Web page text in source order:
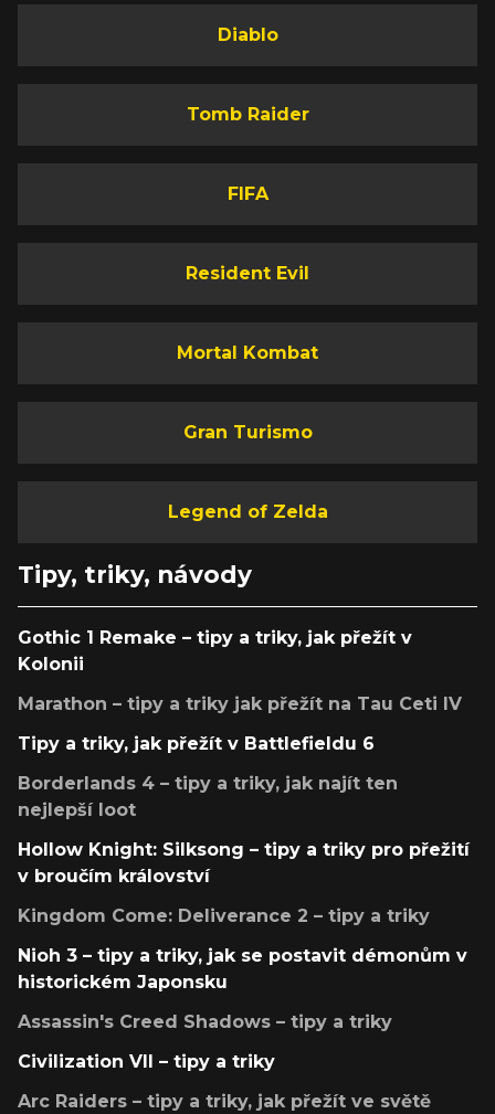
Diablo
Tomb Raider
FIFA
Resident Evil
Mortal Kombat
Gran Turismo
Legend of Zelda
Tipy, triky, návody
Gothic 1 Remake – tipy a triky, jak přežít v
Kolonii
Marathon – tipy a triky jak přežít na Tau Ceti IV
Tipy a triky, jak přežít v Battlefieldu 6
Borderlands 4 – tipy a triky, jak najít ten
nejlepší loot
Hollow Knight: Silksong – tipy a triky pro přežití
v broučím království
Kingdom Come: Deliverance 2 – tipy a triky
Nioh 3 – tipy a triky, jak se postavit démonům v
historickém Japonsku
Assassin's Creed Shadows – tipy a triky
Civilization VII – tipy a triky
Arc Raiders – tipy a triky, jak přežít ve světě